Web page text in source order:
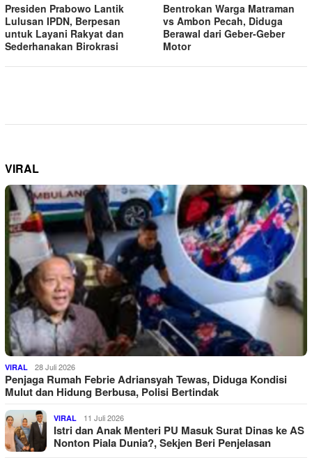
Presiden Prabowo Lantik
Lulusan IPDN, Berpesan
untuk Layani Rakyat dan
Sederhanakan Birokrasi
Bentrokan Warga Matraman
vs Ambon Pecah, Diduga
Berawal dari Geber-Geber
Motor
VIRAL
VIRAL 28 Juli 2026
Penjaga Rumah Febrie Adriansyah Tewas, Diduga Kondisi
Mulut dan Hidung Berbusa, Polisi Bertindak
VIRAL 11 Juli 2026
Istri dan Anak Menteri PU Masuk Surat Dinas ke AS
Nonton Piala Dunia?, Sekjen Beri Penjelasan